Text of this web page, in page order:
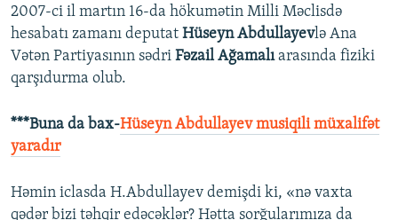
2007-ci il martın 16-da hökumətin Milli Məclisdə
hesabatı zamanı deputat Hüseyn Abdullayevlə Ana
Vətən Partiyasının sədri Fəzail Ağamalıarasında fiziki
qarşıdurma olub.
***Buna da bax-Hüseyn Abdullayev musiqili müxalifət
yaradır
Həmin iclasda H.Abdullayev demişdi ki, «nə vaxta
qədər bizi təhqir edəcəklər? Hətta sorğularımıza da